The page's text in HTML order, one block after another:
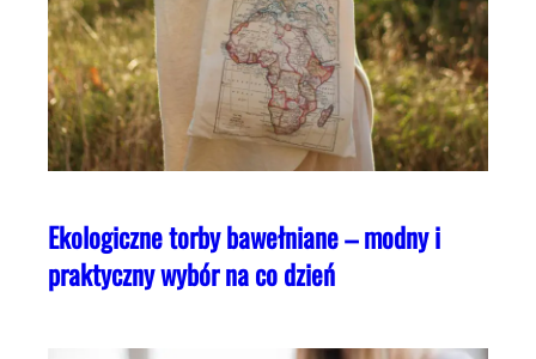
Ekologiczne torby bawełniane – modny i
praktyczny wybór na co dzień